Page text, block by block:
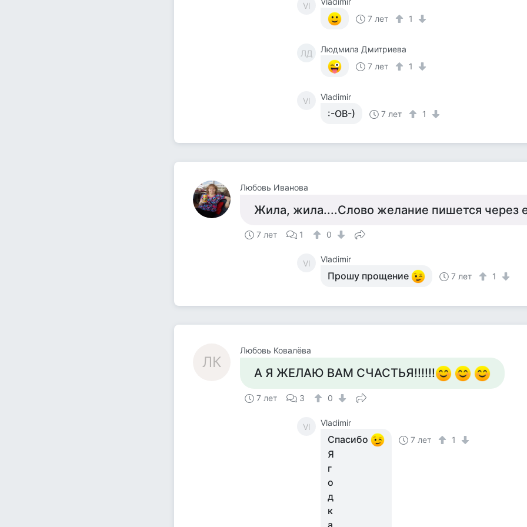
Vl
7 лет
1
ЛД
Людмила Дмитриева
7 лет
1
Vl Vladimir
:-OB-) 7 лет 1
Любовь Иванова
Жила, жила....Слово желание пишется через
7 лет 1 0
Vl Vladimir
Прошу прощение 7 лет 1
ЛК
Любовь Ковалёва
А Я ЖЕЛАЮ ВАМ СЧАСТЬЯ!!!!!!
7 лет 3 0
Vl Vladimir
Спасибо
Я
г
о
д
к
а
7 лет 1